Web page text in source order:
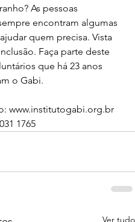
As pessoas
encontram algumas
quem precisa. Vista
Faça parte deste
que há 23 anos
o Gabi.
www.institutogabi.org.br
1765
Ver tudo